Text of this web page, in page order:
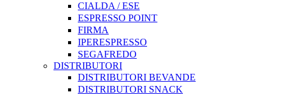
CIALDA / ESE
ESPRESSO POINT
FIRMA
IPERESPRESSO
SEGAFREDO
DISTRIBUTORI
DISTRIBUTORI BEVANDE
DISTRIBUTORI SNACK